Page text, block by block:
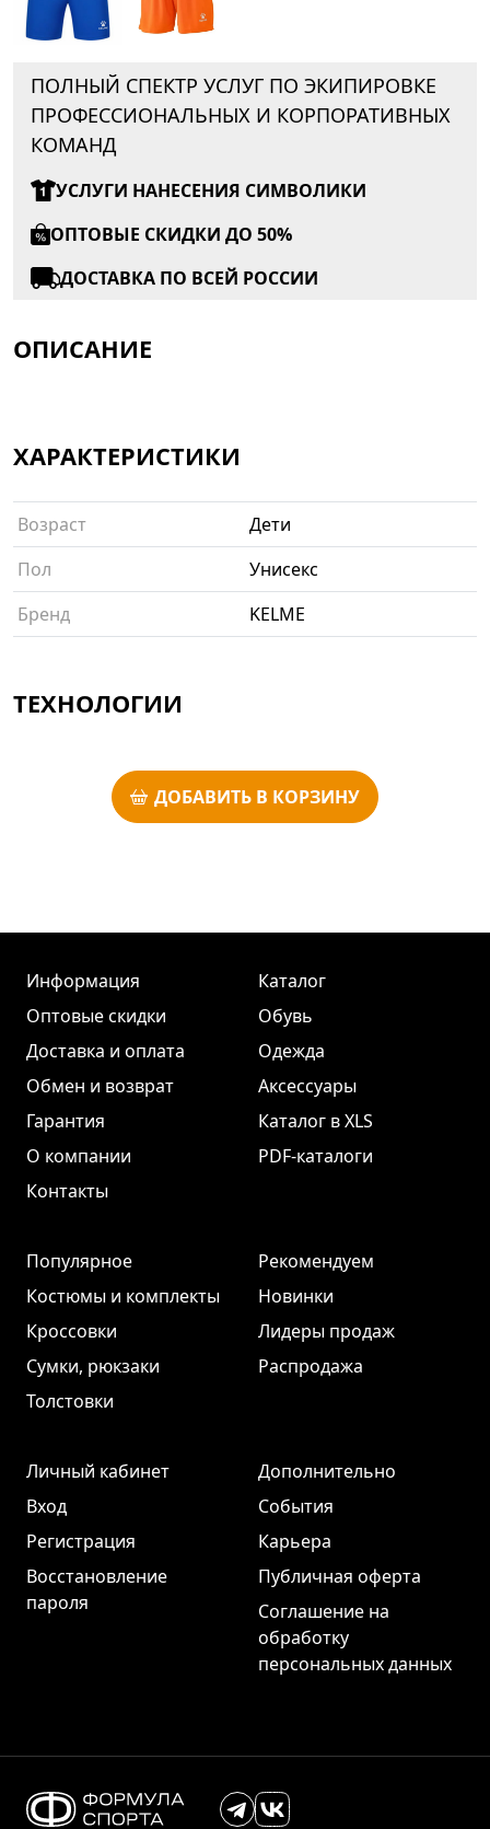
ПОЛНЫЙ СПЕКТР УСЛУГ ПО ЭКИПИРОВКЕ
ПРОФЕССИОНАЛЬНЫХ И КОРПОРАТИВНЫХ
КОМАНД
УСЛУГИ НАНЕСЕНИЯ СИМВОЛИКИ
ОПТОВЫЕ СКИДКИ ДО 50%
ДОСТАВКА ПО ВСЕЙ РОССИИ
ОПИСАНИЕ
ХАРАКТЕРИСТИКИ
Возраст
Дети
Пол
Унисекс
Бренд
KELME
ТЕХНОЛОГИИ
ДОБАВИТЬ В КОРЗИНУ
Информация
Оптовые скидки
Доставка и оплата
Обмен и возврат
Гарантия
О компании
Контакты
Каталог
Обувь
Одежда
Аксессуары
Каталог в XLS
PDF-каталоги
Популярное
Костюмы и комплекты
Кроссовки
Сумки, рюкзаки
Толстовки
Рекомендуем
Новинки
Лидеры продаж
Распродажа
Личный кабинет
Вход
Регистрация
Восстановление
пароля
Дополнительно
События
Карьера
Публичная оферта
Соглашение на
обработку
персональных данных